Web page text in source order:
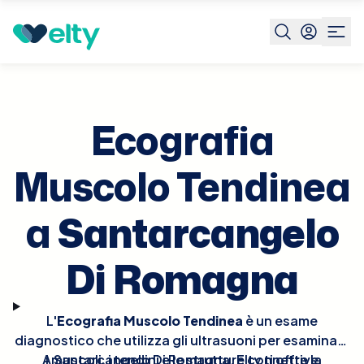
Prenota visita Ecografia Muscolo Tendinea
Ecografia
Muscolo Tendinea
aSantarcangelo
Di Romagna
L'Ecografia Muscolo Tendinea è un esame
diagnostico che utilizza gli ultrasuoni per esaminare
i muscoli, i tendini e le strutture connettive
A Santarcangelo Di Romagna, Elty ti offre la